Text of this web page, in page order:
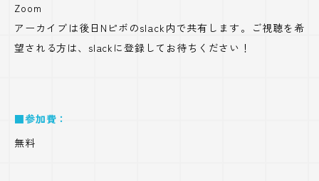
Zoom
アーカイブは後日Nピボのslack内で共有します。ご視聴を希
望される方は、slackに登録してお待ちください！
■参加費：
無料